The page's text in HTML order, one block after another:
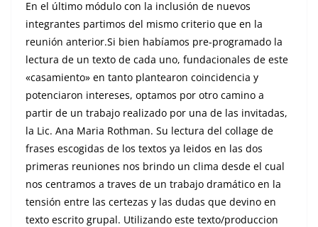
En el último módulo con la inclusión de nuevos
integrantes partimos del mismo criterio que en la
reunión anterior.Si bien habíamos pre-programado la
lectura de un texto de cada uno, fundacionales de este
«casamiento» en tanto plantearon coincidencia y
potenciaron intereses, optamos por otro camino a
partir de un trabajo realizado por una de las invitadas,
la Lic. Ana Maria Rothman. Su lectura del collage de
frases escogidas de los textos ya leidos en las dos
primeras reuniones nos brindo un clima desde el cual
nos centramos a traves de un trabajo dramático en la
tensión entre las certezas y las dudas que devino en
texto escrito grupal. Utilizando este texto/produccion